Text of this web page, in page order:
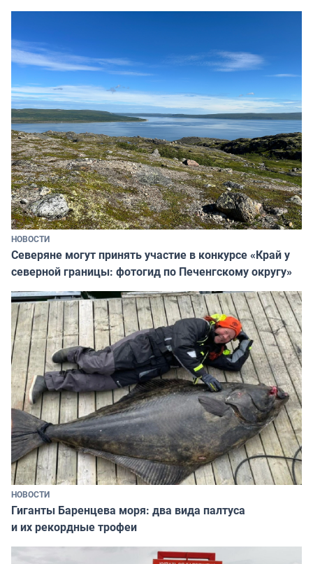
НОВОСТИ
Северяне могут принять участие в конкурсе «Край у
северной границы: фотогид по Печенгскому округу»
НОВОСТИ
Гиганты Баренцева моря: два вида палтуса
и их рекордные трофеи